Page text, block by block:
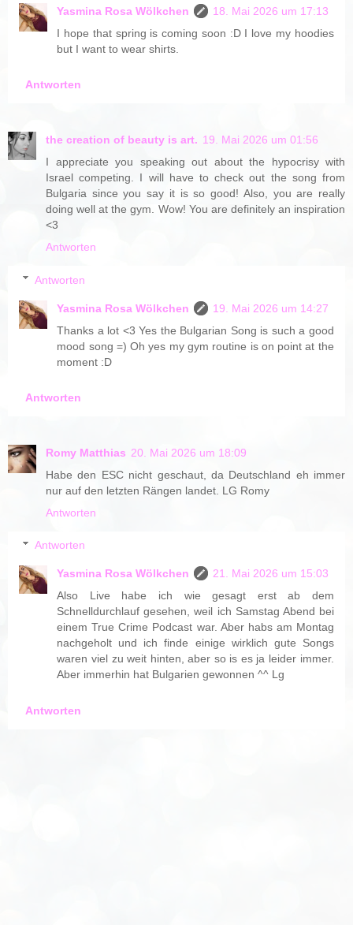
Yasmina Rosa Wölkchen
18. Mai 2026 um 17:13
I hope that spring is coming soon :D I love my hoodies
but I want to wear shirts.
Antworten
the creation of beauty is art. 19. Mai 2026 um 01:56
I appreciate you speaking out about the hypocrisy with
Israel competing. I will have to check out the song from
Bulgaria since you say it is so good! Also, you are really
doing well at the gym. Wow! You are definitely an inspiration
<3
Antworten
Antworten
Yasmina Rosa Wölkchen
19. Mai 2026 um 14:27
Thanks a lot <3 Yes the Bulgarian Song is such a good
mood song =) Oh yes my gym routine is on point at the
moment :D
Antworten
Romy Matthias 20. Mai 2026 um 18:09
Habe den ESC nicht geschaut, da Deutschland eh immer
nur auf den letzten Rängen landet. LG Romy
Antworten
Antworten
Yasmina Rosa Wölkchen
21. Mai 2026 um 15:03
Also Live habe ich wie gesagt erst ab dem
Schnelldurchlauf gesehen, weil ich Samstag Abend bei
einem True Crime Podcast war. Aber habs am Montag
nachgeholt und ich finde einige wirklich gute Songs
waren viel zu weit hinten, aber so is es ja leider immer.
Aber immerhin hat Bulgarien gewonnen ^^ Lg
Antworten